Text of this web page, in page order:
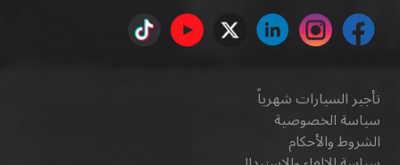
تأجير السيارات شهرياً
سياسة الخصوصية
الشروط والأحكام